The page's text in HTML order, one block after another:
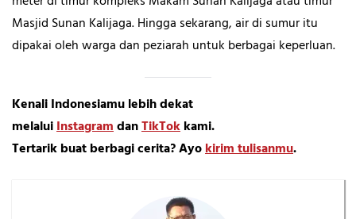
Masjid Sunan Kalijaga. Hingga sekarang, air di sumur itu
dipakai oleh warga dan peziarah untuk berbagai keperluan.
Kenali Indonesiamu lebih dekat
melaluiInstagramdanTikTokkami.
Tertarik buat berbagi cerita? Ayokirim tulisanmu.